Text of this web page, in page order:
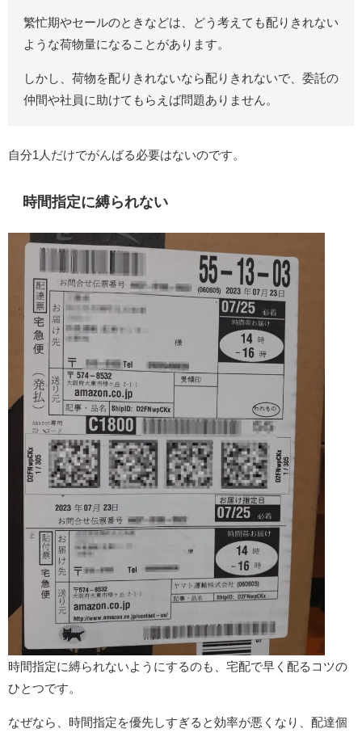
繁忙期やセールのときなどは、どう考えても配りきれない
ような荷物量になることがあります。
しかし、荷物を配りきれないなら配りきれないで、委託の
仲間や社員に助けてもらえば問題ありません。
自分1人だけでがんばる必要はないのです。
時間指定に縛られない
時間指定に縛られないようにするのも、宅配で早く配るコツの
ひとつです。
なぜなら、時間指定を優先しすぎると効率が悪くなり、配達個